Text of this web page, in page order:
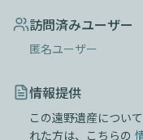
訪問済みユーザー
匿名ユーザー
情報提供
この遠野遺産につい
れた方は、こちらの